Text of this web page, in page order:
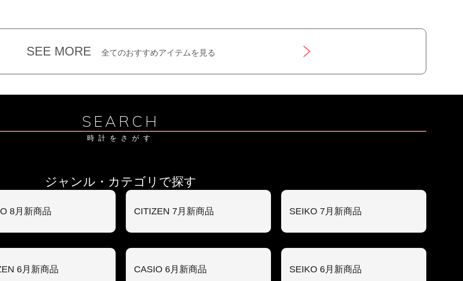
SEE MORE 全てのおすすめアイテムを見る
SEARCH
時計をさがす
ジャンル・カテゴリで探す
8月新商品 CITIZEN 7月新商品 SEIKO 7月新商品
6月新商品 CASIO 6月新商品 SEIKO 6月新商品